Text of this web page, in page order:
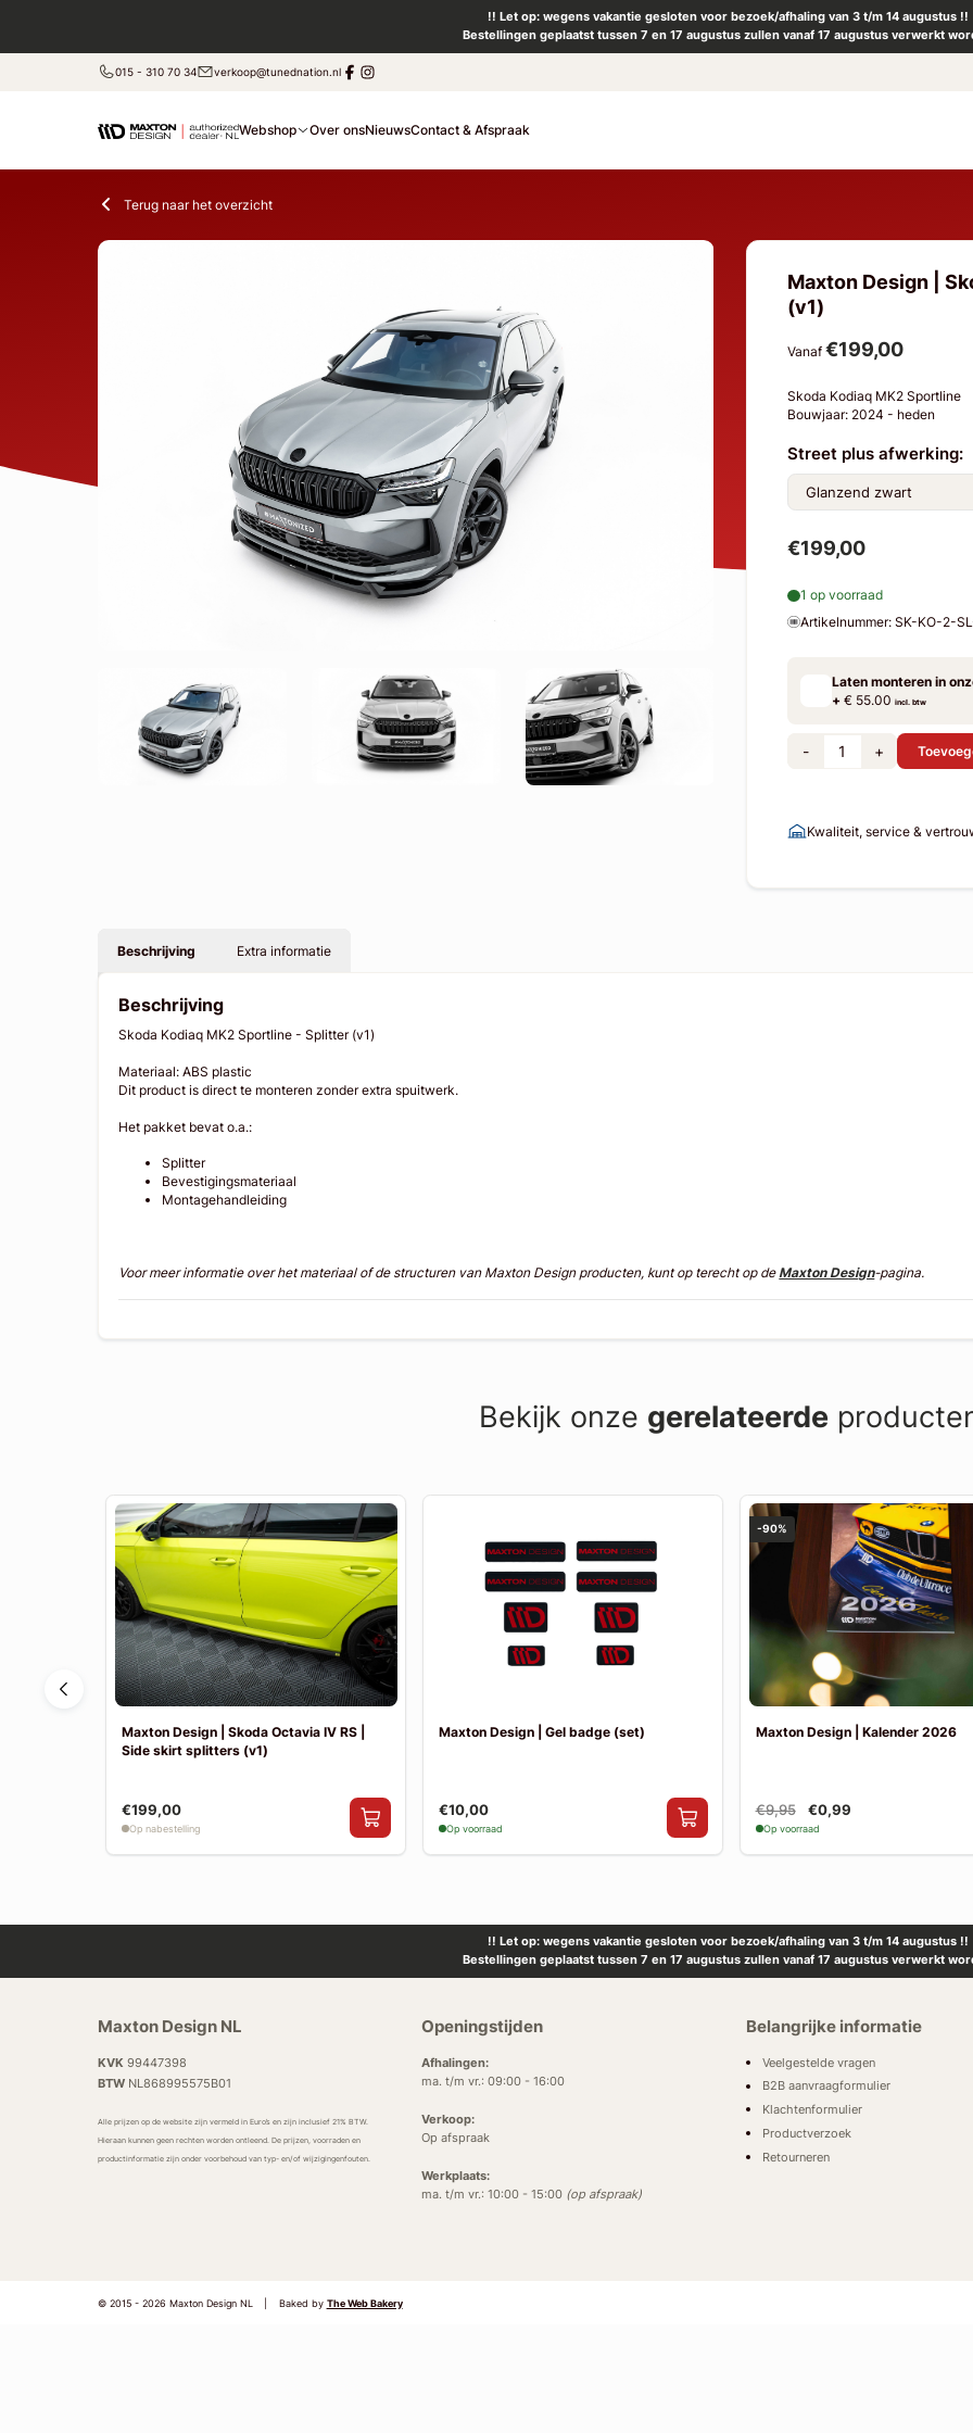
!! Let op: wegens vakantie gesloten voor bezoek/afhaling van 3 t/m 14 augustus !!
Bestellingen geplaatst tussen 7 en 17 augustus zullen vanaf 17 augustus verwerkt
015 - 310 70 34 verkoop@tunednation.nl
Webshop Over onsNieuwsContact & Afspraak
Terug naar het overzicht
Maxton Design |
(v1)
Vanaf €199,00
Skoda Kodiaq MK2 Sportline
Bouwjaar: 2024 - heden
Street plus afwerking:
€199,00
1 op voorraad
Artikelnummer: SK-KO-2-
Laten monteren in
+€ 55.00 incl. btw
- +
Kwaliteit, service &
Beschrijving Extra informatie
Beschrijving
Skoda Kodiaq MK2 Sportline - Splitter (v1)
Materiaal: ABS plastic
Dit product is direct te monteren zonder extra spuitwerk.
Het pakket bevat o.a.:
Splitter
Bevestigingsmateriaal
Montagehandleiding
Voor meer informatie over het materiaal of de structuren van Maxton Design producten, kunt op terecht op deMaxton Design-pagina.
Bekijk onze gerelateerde
Maxton Design | Skoda Octavia IV RS |
Side skirt splitters (v1)
€199,00
Op nabestelling
Maxton Design | Gel badge (set)
€10,00
Op voorraad
-90%
Maxton Design | Kalender 2026
€9,95 €0,99
Op voorraad
!! Let op: wegens vakantie gesloten voor bezoek/afhaling van 3 t/m 14 augustus !!
Bestellingen geplaatst tussen 7 en 17 augustus zullen vanaf 17 augustus verwerkt
Maxton Design NL
KVK 99447398
BTWNL868995575B01
Alle prijzen op de website zijn vermeld in Euro’s en zijn inclusief 21% BTW.
Hieraan kunnen geen rechten worden ontleend. De prijzen, voorraden en
productinformatie zijn onder voorbehoud van typ- en/of wijzigingenfouten.
Openingstijden
Afhalingen:
ma. t/m vr.: 09:00 - 16:00
Verkoop:
Op afspraak
Werkplaats:
ma. t/m vr.: 10:00 - 15:00 (op afspraak)
Belangrijke informatie
Veelgestelde vragen
B2B aanvraagformulier
Klachtenformulier
Productverzoek
Retourneren
© 2015 - 2026 Maxton Design NL Baked by The Web Bakery